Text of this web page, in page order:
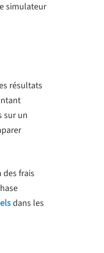
simulateur
résultats
sur un
frais
dans les